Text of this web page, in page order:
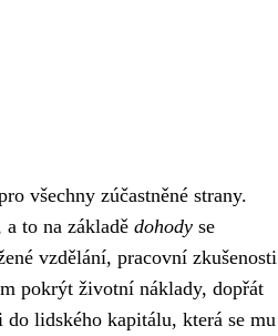
všechny zúčastněné strany.
to na základě dohody se
vzdělání, pracovní zkušenosti
pokrýt životní náklady, dopřát
do lidského kapitálu, která se mu